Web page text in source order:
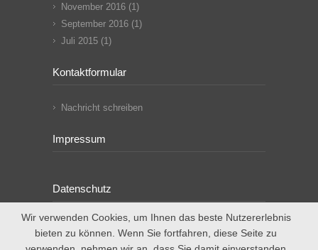
November 2016 (1)
September 2016 (1)
Juli 2015 (1)
Kontaktformular
Nachricht schreiben
Impressum
Datenschutz
Wir verwenden Cookies, um Ihnen das beste Nutzererlebnis
bieten zu können. Wenn Sie fortfahren, diese Seite zu